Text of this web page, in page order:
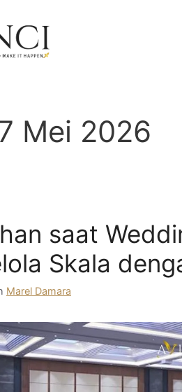
Mei 2026
saat
Skala
Marel Damara